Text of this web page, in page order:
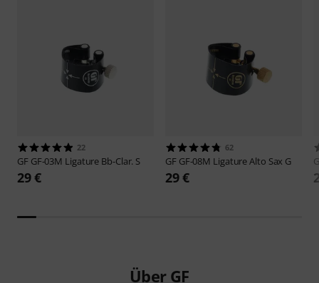
22
GF GF-03M Ligature Bb-Clar. S
29 €
62
GF GF-08M Ligature Alto Sax G
29 €
Über GF